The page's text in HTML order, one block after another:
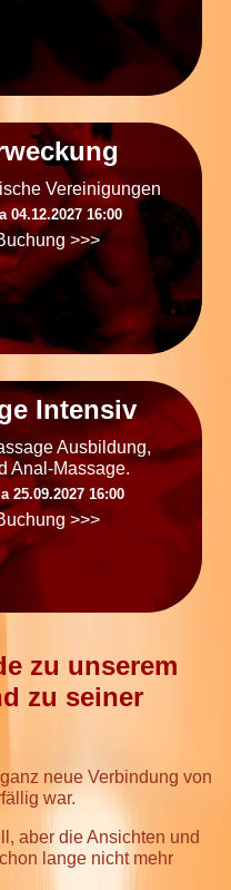
Vereinigungen
04.12.2027 16:00
>>>
Intensiv
Ausbildung,
Anal-Massage.
25.09.2027 16:00
>>>
zu unserem
zu seiner
neue Verbindung von
war.
aber die Ansichten und
lange nicht mehr